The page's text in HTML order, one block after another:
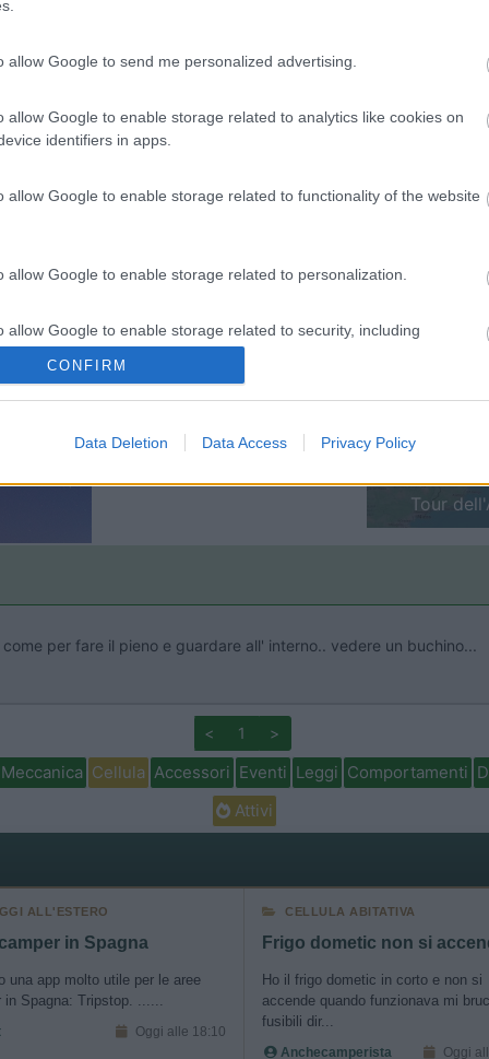
allow Google to send me personalized advertising.
allow Google to enable storage related to analytics like cookies on
identifiers in apps.
allow Google to enable storage related to functionality of the website
allow Google to enable storage related to personalization.
allow Google to enable storage related to security, including
functionality and fraud prevention, and other user protection.
CONFIRM
Data Deletion Data Access Privacy Policy
caso se apri un rubinetto dovrebbe tirare aria. Buoni km pg Pg--Laika
Tour
per fare il pieno e guardare all' interno.. vedere un buchino...
< 1 >
Meccanica Cellula Accessori Eventi Leggi Comportamenti
Attivi
ALL'ESTERO
in Spagna
una app molto utile per le aree
in Spagna: Tripstop. ......
Oggi alle 18:10
CELLULA ABITATIVA
Frigo dometic non si
Ho il frigo dometic in corto e non si
accende quando funzionava mi
fusibili dir...
Anchecamperista Oggi